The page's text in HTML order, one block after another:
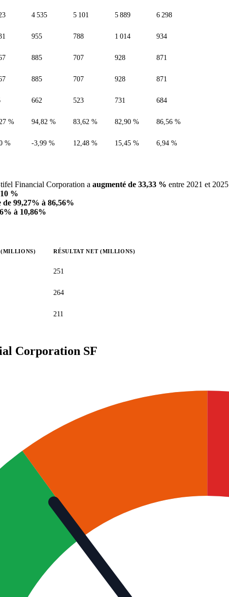
4 535 5 101 5 889 6 298
955 788 1 014 934
885 707 928 871
885 707 928 871
662 523 731 684
% 94,82 % 83,62 % 82,90 % 86,56 %
% -3,99 % 12,48 % 15,45 % 6,94 %
Financial Corporation a augmenté de 33,33 % entre 2021 et 2025
%
de 99,27% à 86,56%
à 10,86%
RÉSULTAT NET (MILLIONS)
251
264
211
Corporation SF